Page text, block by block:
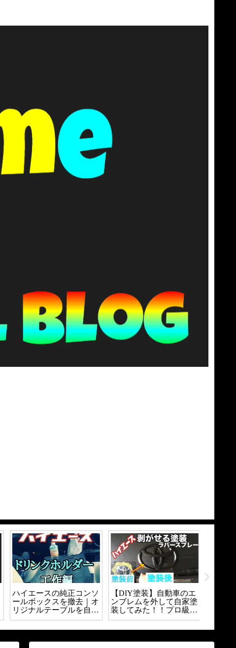
ハイエースの純正コンソ
ールボックスを撤去｜オ
リジナルテーブルを自作
｜
【DIY塗装】自動車のエ
ンブレムを外して自家塗
装してみた！！プロ級に
塗装できるの？？